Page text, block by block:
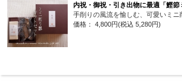
内祝・御祝・引き出物に最適「鰹節
手削りの風流を愉しむ、可愛いミニ
価格： 4,800円(税込 5,280円)